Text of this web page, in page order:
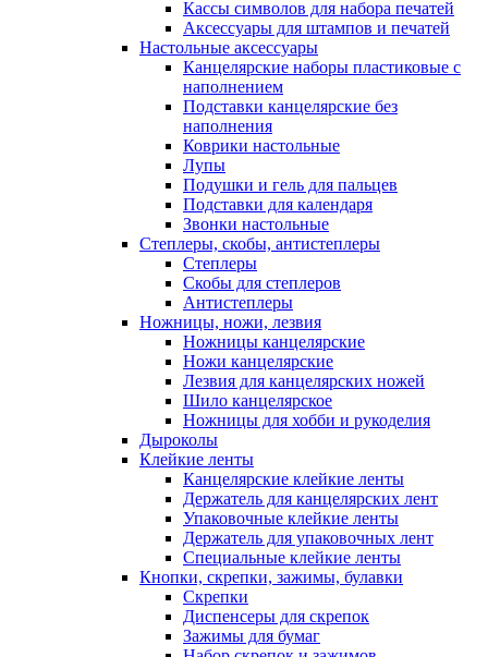
Кассы символов для набора печатей
Аксессуары для штампов и печатей
Настольные аксессуары
Канцелярские наборы пластиковые с
наполнением
Подставки канцелярские без
наполнения
Коврики настольные
Лупы
Подушки и гель для пальцев
Подставки для календаря
Звонки настольные
Степлеры, скобы, антистеплеры
Степлеры
Скобы для степлеров
Антистеплеры
Ножницы, ножи, лезвия
Ножницы канцелярские
Ножи канцелярские
Лезвия для канцелярских ножей
Шило канцелярское
Ножницы для хобби и рукоделия
Дыроколы
Клейкие ленты
Канцелярские клейкие ленты
Держатель для канцелярских лент
Упаковочные клейкие ленты
Держатель для упаковочных лент
Специальные клейкие ленты
Кнопки, скрепки, зажимы, булавки
Скрепки
Диспенсеры для скрепок
Зажимы для бумаг